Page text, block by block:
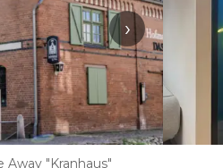
›
Away "Kranhaus"